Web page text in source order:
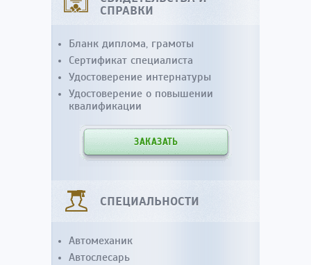
СПРАВКИ
Бланк диплома, грамоты
Сертификат специалиста
Удостоверение интернатуры
Удостоверение о повышении
квалификации
ЗАКАЗАТЬ
СПЕЦИАЛЬНОСТИ
Автомеханик
Автослесарь